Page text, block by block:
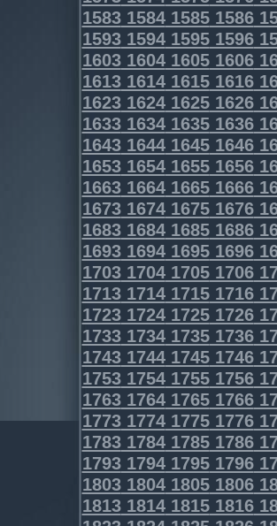
1583158415851586
1593159415951596
1603160416051606
1613161416151616
1623162416251626
1633163416351636
1643164416451646
1653165416551656
1663166416651666
1673167416751676
1683168416851686
1693169416951696
1703170417051706
1713171417151716
1723172417251726
1733173417351736
1743174417451746
1753175417551756
1763176417651766
1773177417751776
1783178417851786
1793179417951796
1803180418051806
1813181418151816